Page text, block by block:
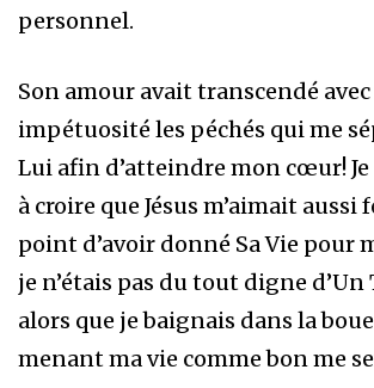
personnel.
Son amour avait transcendé
impétuosité les péchés qui me
Lui afin d’atteindre mon cœur! Je
à croire que Jésus m’aimait
point d’avoir donné Sa Vie pour
je n’étais pas du tout digne d’Un
alors que je baignais dans la
menant ma vie comme bon me